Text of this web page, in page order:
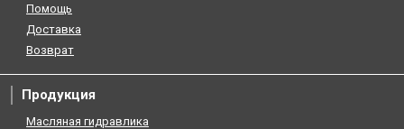
Помощь
Доставка
Возврат
Продукция
Масляная гидравлика